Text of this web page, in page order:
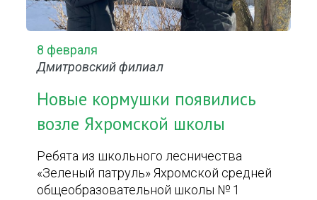
8 февраля
Дмитровский филиал
Новые кормушки появились
возле Яхромской школы
Ребята из школьного лесничества
«Зеленый патруль» Яхромской средней
общеобразовательной школы № 1